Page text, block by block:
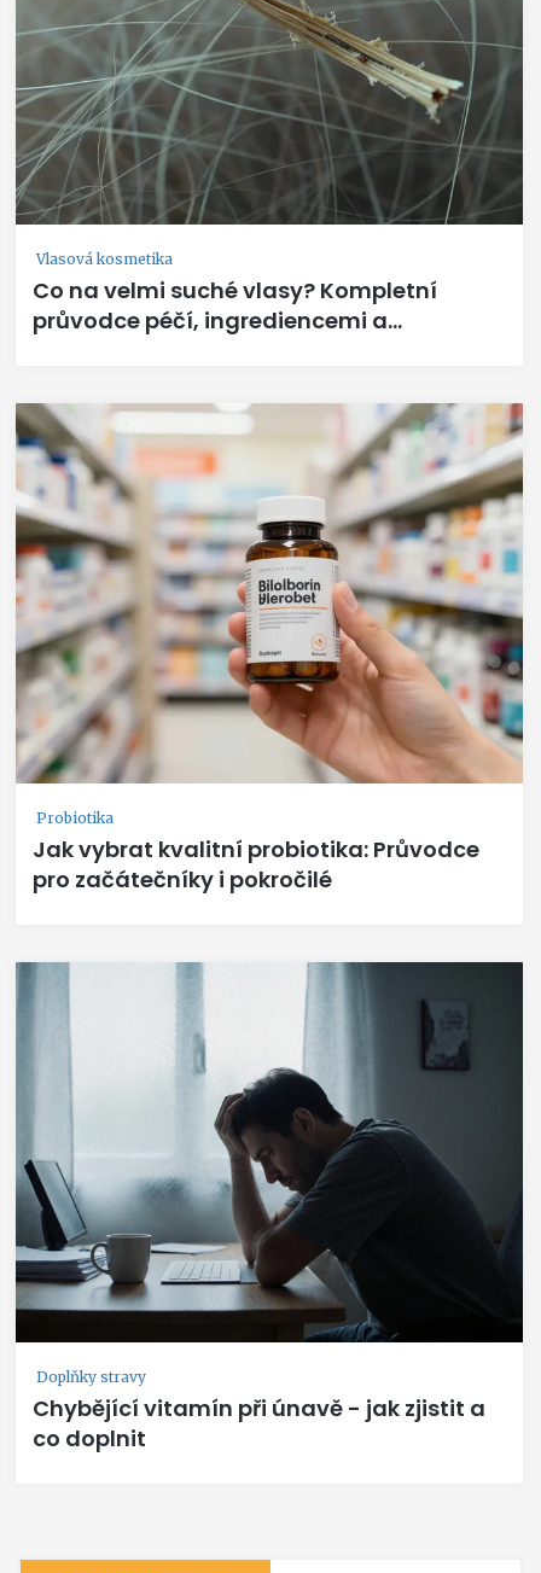
Vlasová kosmetika
Co na velmi suché vlasy? Kompletní
průvodce péčí, ingrediencemi a
Probiotika
Jak vybrat kvalitní probiotika: Průvodce
pro začátečníky i pokročilé
Doplňky stravy
Chybějící vitamín při únavě - jak zjistit a
co doplnit